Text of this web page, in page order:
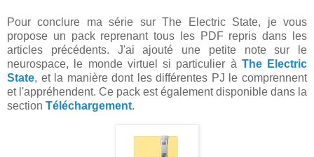
Pour conclure ma série sur The Electric State, je vous
propose un pack reprenant tous les PDF repris dans les
articles précédents. J'ai ajouté une petite note sur le
neurospace, le monde virtuel si particulier à The Electric
State, et la manière dont les différentes PJ le comprennent
et l'appréhendent. Ce pack est également disponible dans la
section Téléchargement.